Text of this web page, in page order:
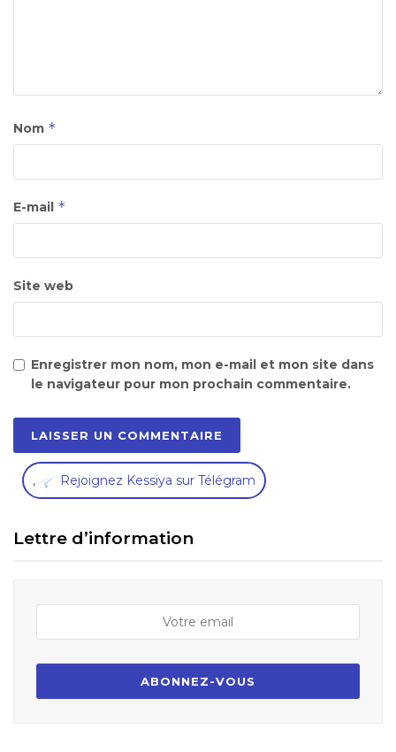
Nom *
E-mail *
Site web
Enregistrer mon nom, mon e-mail et mon site dans
le navigateur pour mon prochain commentaire.
, Rejoignez Kessiya sur Télégram
Lettre d’information